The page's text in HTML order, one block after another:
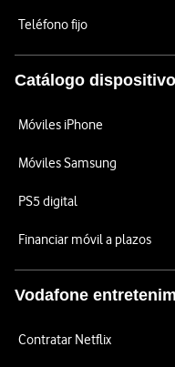
Teléfono fijo
Catálogo
Móviles iPhone
Móviles Samsung
PS5 digital
Financiar móvil a plazos
Vodafone
Contratar Netflix